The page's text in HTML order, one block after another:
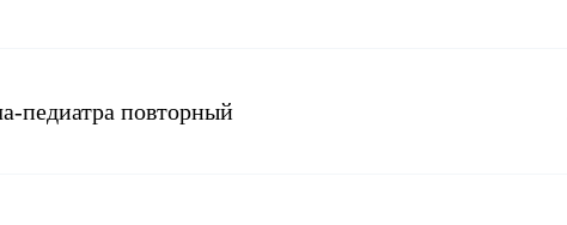
педиатра повторный